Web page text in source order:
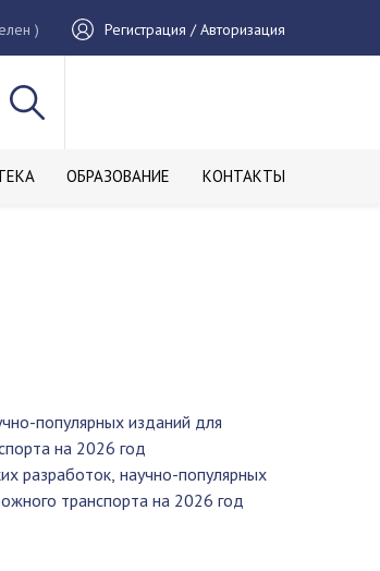
) Регистрация / Авторизация
ОБРАЗОВАНИЕ КОНТАКТЫ
популярных изданий для
на 2026 год
разработок, научно-популярных
транспорта на 2026 год